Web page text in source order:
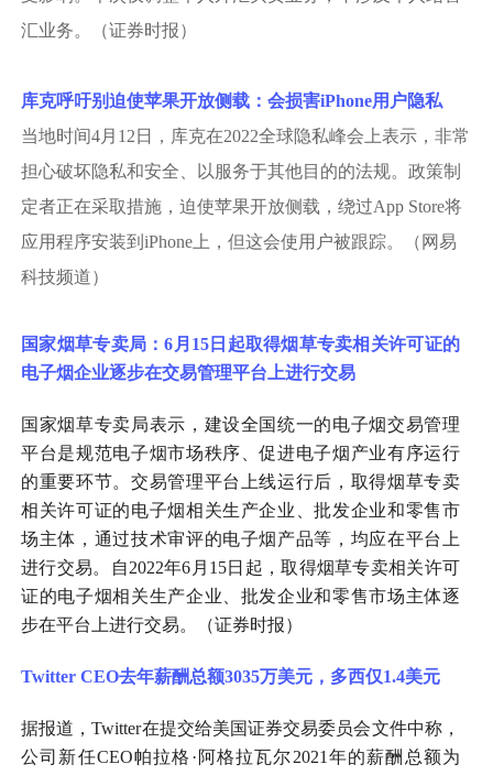
汇业务。（证券时报）
库克呼吁别迫使苹果开放侧载：会损害iPhone用户隐私
当地时间4月12日，库克在2022全球隐私峰会上表示，非常
担心破坏隐私和安全、以服务于其他目的的法规。政策制
定者正在采取措施，迫使苹果开放侧载，绕过App Store将
应用程序安装到iPhone上，但这会使用户被跟踪。（网易
科技频道）
国家烟草专卖局：6月15日起取得烟草专卖相关许可证的
电子烟企业逐步在交易管理平台上进行交易
国家烟草专卖局表示，建设全国统一的电子烟交易管理
平台是规范电子烟市场秩序、促进电子烟产业有序运行
的重要环节。交易管理平台上线运行后，取得烟草专卖
相关许可证的电子烟相关生产企业、批发企业和零售市
场主体，通过技术审评的电子烟产品等，均应在平台上
进行交易。自2022年6月15日起，取得烟草专卖相关许可
证的电子烟相关生产企业、批发企业和零售市场主体逐
步在平台上进行交易。（证券时报）
Twitter CEO去年薪酬总额3035万美元，多西仅1.4美元
据报道，Twitter在提交给美国证券交易委员会文件中称，
公司新任CEO帕拉格·阿格拉瓦尔2021年的薪酬总额为